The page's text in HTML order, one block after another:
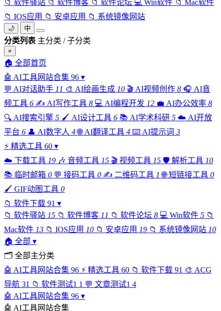
📁 软件驿站 📁 软件博客 📁 软件论坛 💻 Win软件 📁 Mac软件
📁 IOS应用 📁 安卓应用 📁 系统镜像网站
🌙 中
分类列表 主分类 / 子分类
×
🏠 全部首页
🤖 AI工具网站合集 96 ▾
💬 AI对话助手 11 🎨 AI绘画生成 10 🎬 AI视频创作 8 🎧 AI音
频工具 6 ✍️ AI写作工具 8 💻 AI编程开发 12 💼 AI办公效率 8
🔍 AI搜索引擎 5 🖌️ AI设计工具 6 📚 AI学术科研 5 ☁️ AI开放
平台 6 👤 AI数字人 4 🌐 AI翻译工具 4 ⌨️ AI提示词 3
⚡ 精选工具 60 ▾
☁️ 下载工具 19 🎶 音频工具 15 🎬 视频工具 15 🛡️ 解析工具 10
📚 临时邮箱 0 💬 接码工具 0 ✍️ 二维码工具 1 🌐 短链接工具 0
🖌️ GIF动图工具 0
📁 软件下载 91 ▾
📁 软件驿站 15 📁 软件博客 11 📁 软件论坛 8 💻 Win软件 5 📁
Mac软件 13 📁 IOS应用 10 📁 安卓应用 19 📁 系统镜像网站 10
🏠 全部 ▾
🗂 全部主分类
🤖 AI工具网站合集 96 ⚡ 精选工具 60 📁 软件下载 91 🎨 ACG
导航 31 📁 软件测试1 1 💬 文章测试1 4
🤖 AI工具网站合集 96 ▾
🤖 AI工具网站合集